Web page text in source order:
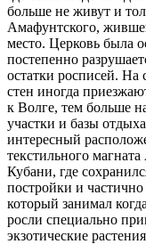
больше не живут и
Амафунтского,
место. Церковь была
постепенно
остатки росписей. На
стен иногда
к Волге, тем больше
участки и базы
интересный
текстильного
Кубани, где
постройки и
который занимал
росли специально
экзотические